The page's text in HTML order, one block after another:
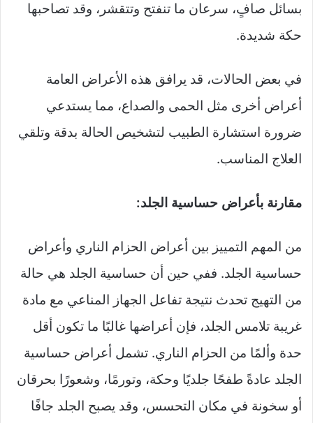
بسائل صافٍ، سرعان ما تنفتح وتتقشر، وقد تصاحبها
حكة شديدة.
في بعض الحالات، قد يرافق هذه الأعراض العامة
أعراض أخرى مثل الحمى والصداع، مما يستدعي
ضرورة استشارة الطبيب لتشخيص الحالة بدقة وتلقي
العلاج المناسب.
مقارنة بأعراض حساسية الجلد:
من المهم التمييز بين أعراض الحزام الناري وأعراض
حساسية الجلد. ففي حين أن حساسية الجلد هي حالة
من التهيج تحدث نتيجة تفاعل الجهاز المناعي مع مادة
غريبة تلامس الجلد، فإن أعراضها غالبًا ما تكون أقل
حدة وألمًا من الحزام الناري. تشمل أعراض حساسية
الجلد عادةً طفحًا جلديًا وحكة، وتورمًا، وشعورًا بحرقان
أو سخونة في مكان التحسس، وقد يصبح الجلد جافًا